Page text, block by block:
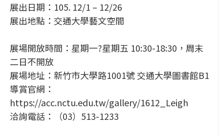
展出日期：105. 12/1 – 12/26
展出地點：交通大學藝文空間
展場開放時間：星期一?星期五 10:30-18:30，周末
二日不開放
展場地址：新竹市大學路1001號 交通大學圖書館B1
導賞官網：
https://acc.nctu.edu.tw/gallery/1612_Leigh
洽詢電話：（03）513-1233